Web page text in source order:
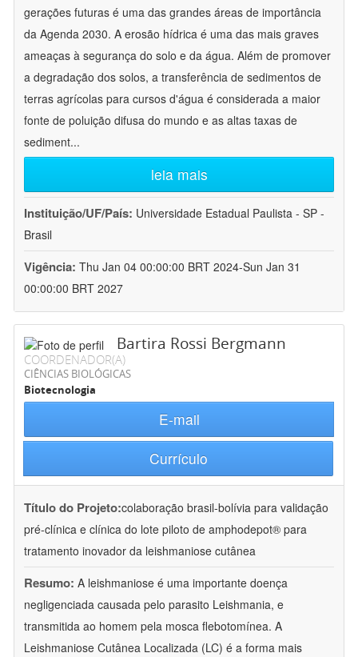
gerações futuras é uma das grandes áreas de importância
da Agenda 2030. A erosão hídrica é uma das mais graves
ameaças à segurança do solo e da água. Além de promover
a degradação dos solos, a transferência de sedimentos de
terras agrícolas para cursos d'água é considerada a maior
fonte de poluição difusa do mundo e as altas taxas de
sediment...
leia mais
Instituição/UF/País: Universidade Estadual Paulista - SP -
Brasil
Vigência: Thu Jan 04 00:00:00 BRT 2024-Sun Jan 31
00:00:00 BRT 2027
Bartira Rossi Bergmann
COORDENADOR(A)
CIÊNCIAS BIOLÓGICAS
Biotecnologia
E-mail
Currículo
Título do Projeto:colaboração brasil-bolívia para validação
pré-clínica e clínica do lote piloto de amphodepot® para
tratamento inovador da leishmaniose cutânea
Resumo: A leishmaniose é uma importante doença
negligenciada causada pelo parasito Leishmania, e
transmitida ao homem pela mosca flebotomínea. A
Leishmaniose Cutânea Localizada (LC) é a forma mais